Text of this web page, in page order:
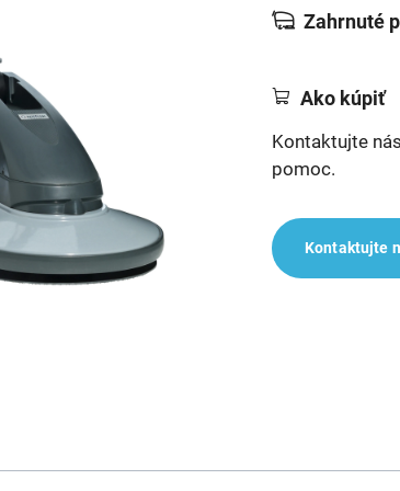
Zahrnuté
Ako kúpiť
Kontaktujte
pomoc.
Kontaktujte